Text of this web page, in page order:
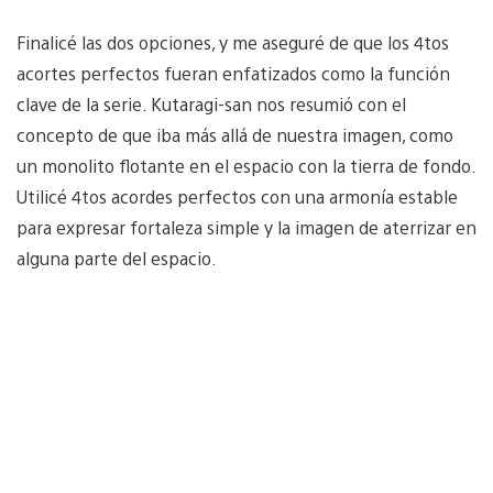
Finalicé las dos opciones, y me aseguré de que los 4tos
acortes perfectos fueran enfatizados como la función
clave de la serie. Kutaragi-san nos resumió con el
concepto de que iba más allá de nuestra imagen, como
un monolito flotante en el espacio con la tierra de fondo.
Utilicé 4tos acordes perfectos con una armonía estable
para expresar fortaleza simple y la imagen de aterrizar en
alguna parte del espacio.